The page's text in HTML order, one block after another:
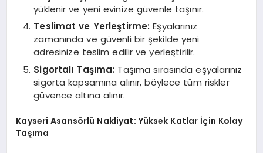
yüklenir ve yeni evinize güvenle taşınır.
Teslimat ve Yerleştirme: Eşyalarınız
zamanında ve güvenli bir şekilde yeni
adresinize teslim edilir ve yerleştirilir.
Sigortalı Taşıma: Taşıma sırasında eşyalarınız
sigorta kapsamına alınır, böylece tüm riskler
güvence altına alınır.
Kayseri Asansörlü Nakliyat: Yüksek Katlar İçin Kolay
Taşıma